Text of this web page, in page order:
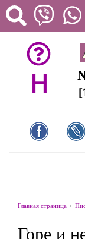
H
Главная страница
Горе и